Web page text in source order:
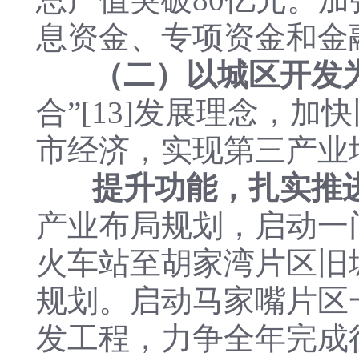
息资金、专项资金和
（二）以城区开
合”[13]发展理念，加
市经济，实现第三产
提升功能，扎实推
产业布局规划，启动
火车站至胡家湾片区
规划。启动马家嘴片
发工程，力争全年完